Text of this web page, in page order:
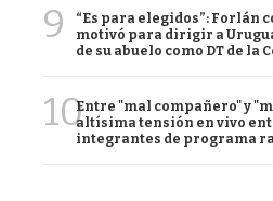
9
“Es para elegidos”: Forlán
motivó para dirigir a
de su abuelo como DT de la
10Entre "mal compañero" y
altísima tensión en vivo
integrantes de programa